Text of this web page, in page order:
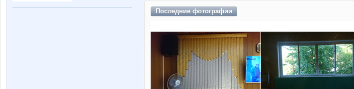
Последниефотографии